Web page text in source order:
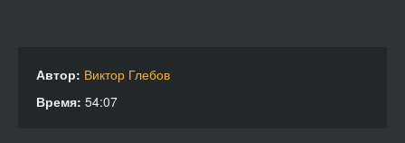
Автор: Виктор Глебов
Время: 54:07